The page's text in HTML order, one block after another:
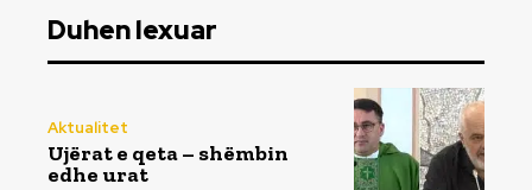
Duhen lexuar
Aktualitet
Ujërat e qeta – shëmbin
edhe urat